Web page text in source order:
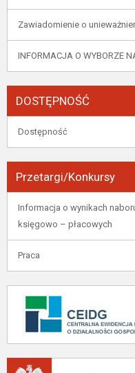
Zawiadomienie o
INFORMACJA O WYBORZE
DOSTĘPNOŚĆ
Dostępność
Przetargi/Konkursy
Informacja o wynikach
księgowo – płacowych
Praca